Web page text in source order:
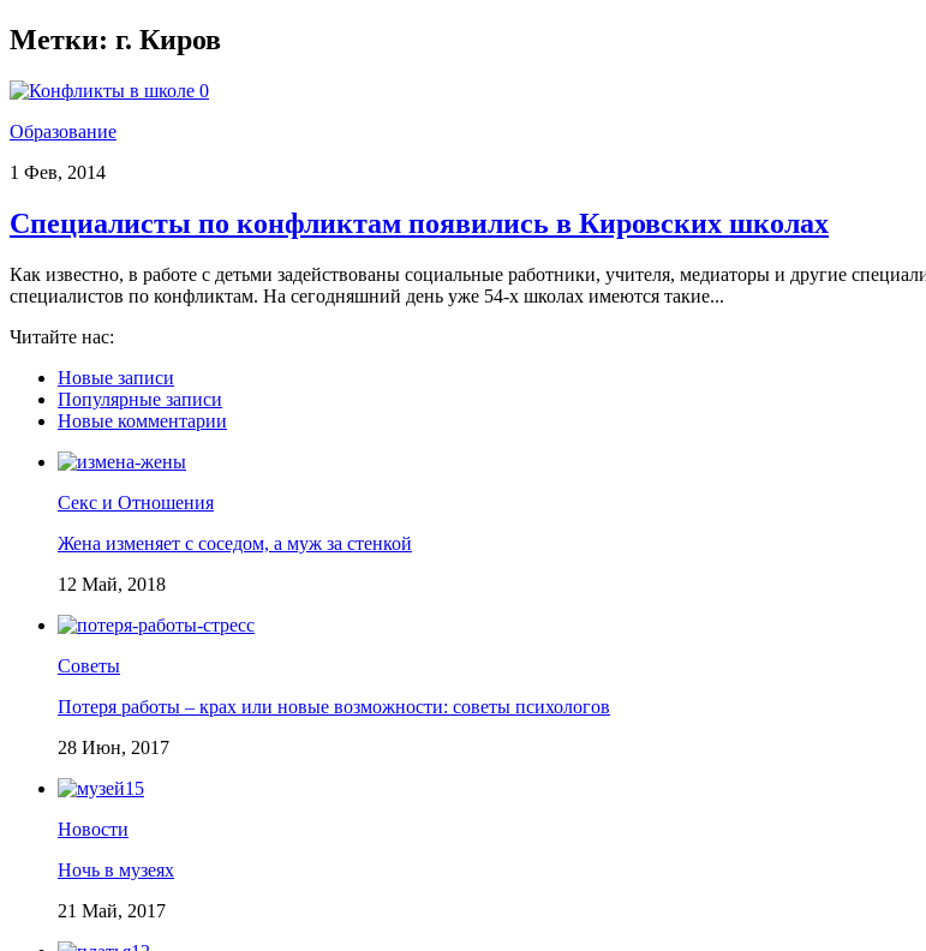
Метки: г. Киров
0
Образование
1 Фев, 2014
Специалисты по конфликтам появились в Кировских школах
Как известно, в работе с детьми задействованы социальные работники, учителя, медиаторы и другие
специалистов по конфликтам. На сегодняшний день уже 54-х школах имеются такие...
Читайте нас:
Новые записи
Популярные записи
Новые комментарии
Секс и Отношения
Жена изменяет с соседом, а муж за стенкой
12 Май, 2018
Советы
Потеря работы – крах или новые возможности: советы психологов
28 Июн, 2017
Новости
Ночь в музеях
21 Май, 2017